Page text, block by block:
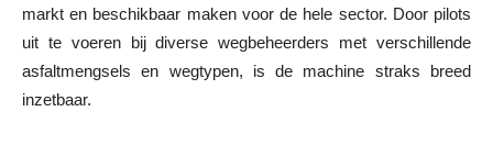
markt en beschikbaar maken voor de hele sector. Door pilots
uit te voeren bij diverse wegbeheerders met verschillende
asfaltmengsels en wegtypen, is de machine straks breed
inzetbaar.